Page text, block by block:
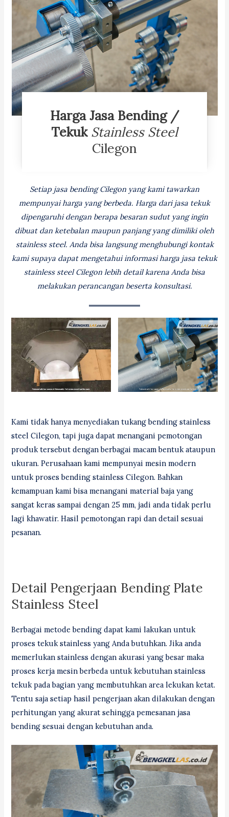
Harga Jasa Bending /
Tekuk Stainless Steel
Cilegon
Setiap jasa bending Cilegon yang kami tawarkan
mempunyai harga yang berbeda. Harga dari jasa tekuk
dipengaruhi dengan berapa besaran sudut yang ingin
dibuat dan ketebalan maupun panjang yang dimiliki oleh
stainless steel. Anda bisa langsung menghubungi kontak
kami supaya dapat mengetahui informasi harga jasa tekuk
stainless steel Cilegon lebih detail karena Anda bisa
melakukan perancangan beserta konsultasi.
Kami tidak hanya menyediakan tukang bending stainless
steel Cilegon, tapi juga dapat menangani pemotongan
produk tersebut dengan berbagai macam bentuk ataupun
ukuran. Perusahaan kami mempunyai mesin modern
untuk proses bending stainless Cilegon. Bahkan
kemampuan kami bisa menangani material baja yang
sangat keras sampai dengan 25 mm, jadi anda tidak perlu
lagi khawatir. Hasil pemotongan rapi dan detail sesuai
pesanan.
Detail Pengerjaan Bending Plate
Stainless Steel
Berbagai metode bending dapat kami lakukan untuk
proses tekuk stainless yang Anda butuhkan. Jika anda
memerlukan stainless dengan akurasi yang besar maka
proses kerja mesin berbeda untuk kebutuhan stainless
tekuk pada bagian yang membutuhkan area lekukan ketat.
Tentu saja setiap hasil pengerjaan akan dilakukan dengan
perhitungan yang akurat sehingga pemesanan jasa
bending sesuai dengan kebutuhan anda.